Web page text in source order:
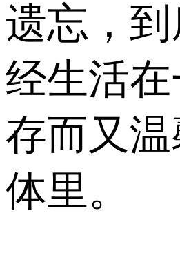
遗忘，到
经生活
存而又
体里。